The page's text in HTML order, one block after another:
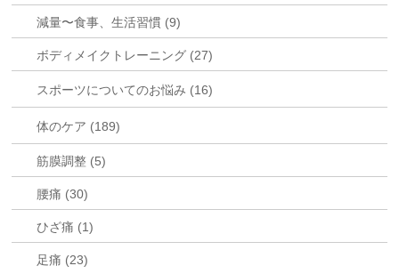
減量〜食事、生活習慣 (9)
ボディメイクトレーニング (27)
スポーツについてのお悩み (16)
体のケア (189)
筋膜調整 (5)
腰痛 (30)
ひざ痛 (1)
足痛 (23)